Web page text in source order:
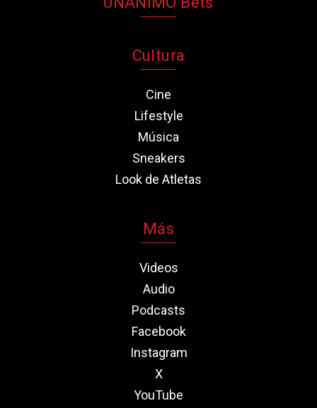
Cultura
Cine
Lifestyle
Música
Sneakers
Look de Atletas
Más
Videos
Audio
Podcasts
Facebook
Instagram
X
YouTube